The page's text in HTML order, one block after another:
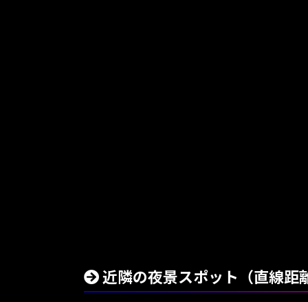
近隣の夜景スポット（直線距